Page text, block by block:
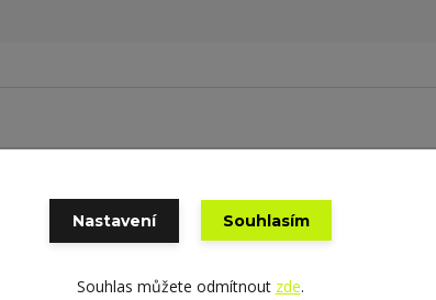
cena za 1 m, český výrobek
Nastavení Souhlasím
Souhlas můžete odmítnout zde.